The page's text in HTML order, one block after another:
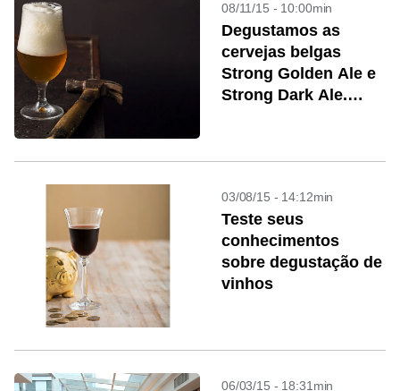
08/11/15 - 10:00min
Degustamos as
cervejas belgas
Strong Golden Ale e
Strong Dark Ale.
03/08/15 - 14:12min
Teste seus
conhecimentos
sobre degustação de
vinhos
06/03/15 - 18:31min